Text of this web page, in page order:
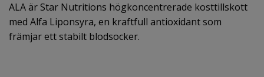
ALA är Star Nutritions högkoncentrerade kosttillskott
med Alfa Liponsyra, en kraftfull antioxidant som
främjar ett stabilt blodsocker.